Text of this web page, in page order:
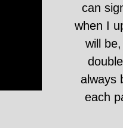
can
when I
will
always
each